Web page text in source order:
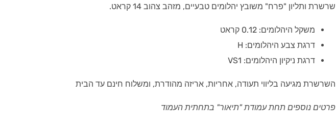
שרשרת ותליון "פרח" משובץ יהלומים טבעיים, מזהב צהוב 14 קראט.
משקל היהלומים: 0.12 קראט
דרגת צבע היהלומים: H
דרגת ניקיון היהלומים: VS1
השרשרת מגיעה בליווי תעודה, אחריות, אריזה מהודרת, ומשלוח חינם עד הבית
פרטים נוספים תחת עמודת "תיאור" בתחתית העמוד